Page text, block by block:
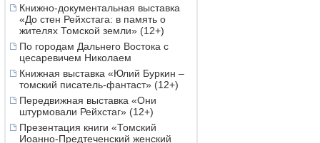
Книжно-документальная выставка
«До стен Рейхстага: в память о
жителях Томской земли» (12+)
По городам Дальнего Востока с
цесаревичем Николаем
Книжная выставка «Юлий Буркин –
томский писатель-фантаст» (12+)
Передвижная выставка «Они
штурмовали Рейхстаг» (12+)
Презентация книги «Томский
Иоанно-Предтеченский женский